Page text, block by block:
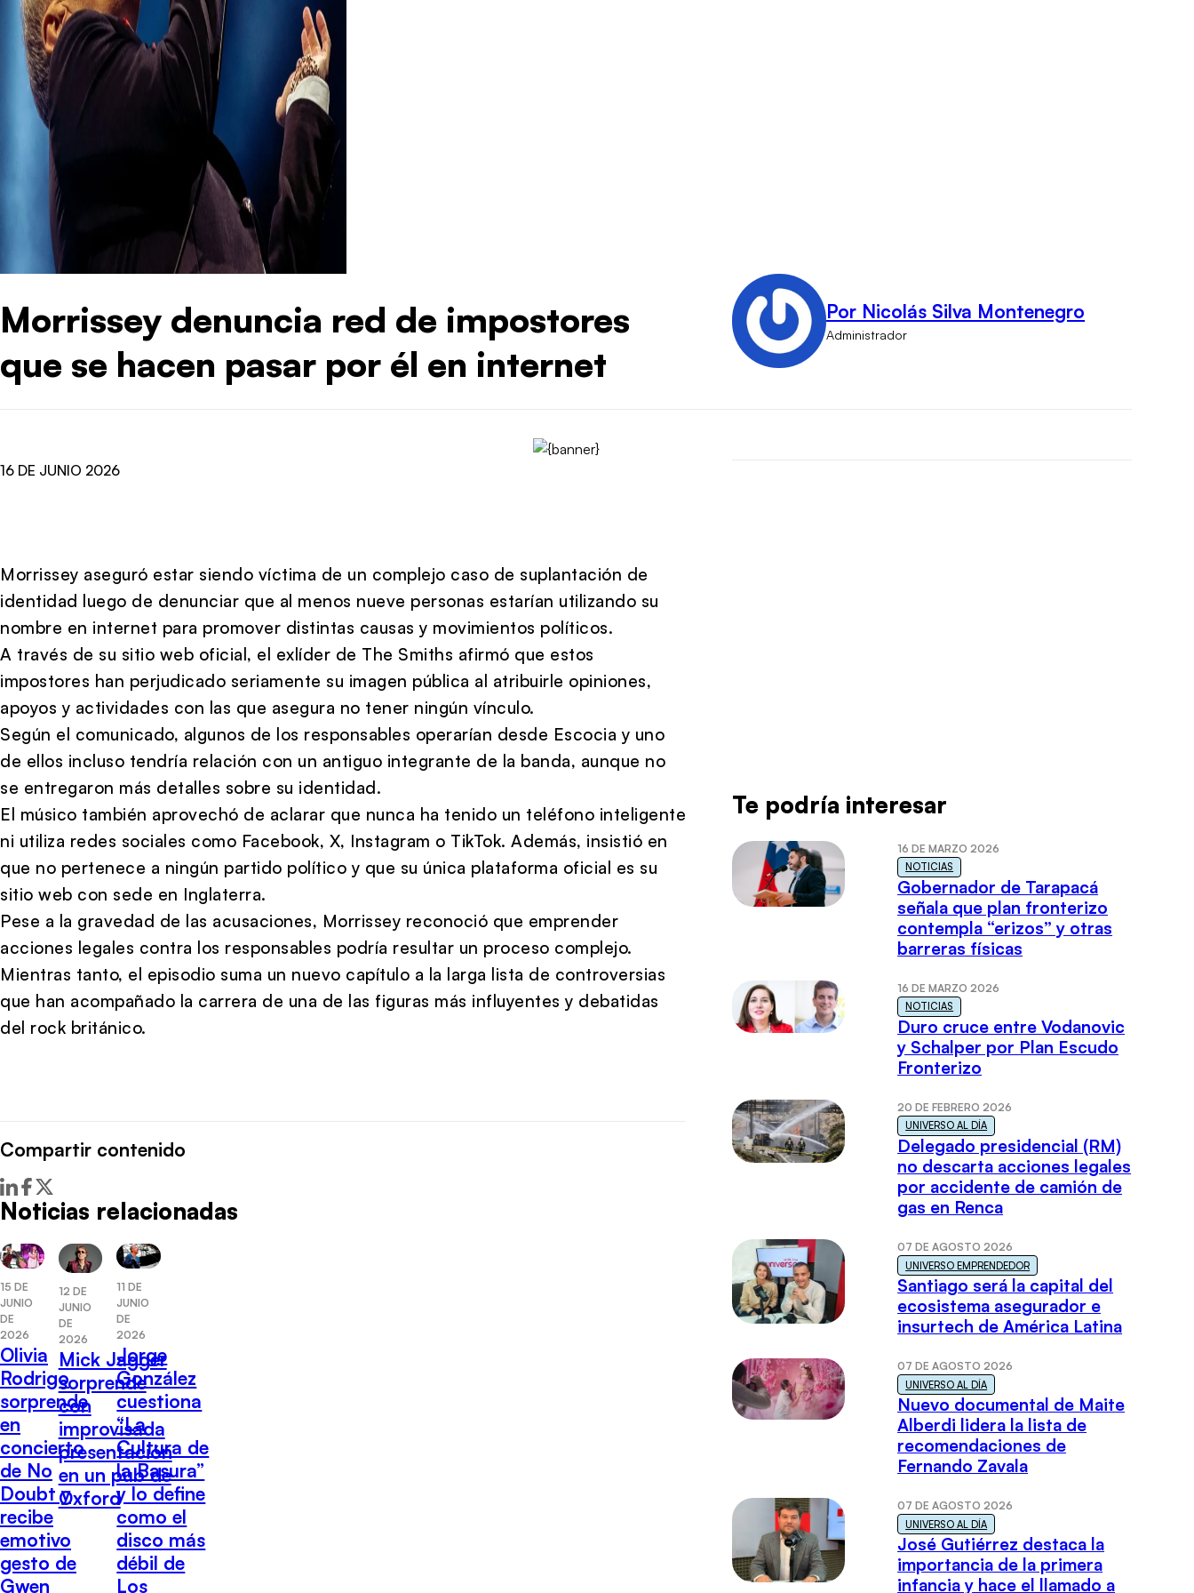
Morrissey denuncia red de impostores
que se hacen pasar por él en internet
Por Nicolás Silva Montenegro
Administrador
16 DE JUNIO 2026
Morrissey aseguró estar siendo víctima de un complejo caso de suplantación de
identidad luego de denunciar que al menos nueve personas estarían utilizando su
nombre en internet para promover distintas causas y movimientos políticos.
A través de su sitio web oficial, el exlíder de The Smiths afirmó que estos
impostores han perjudicado seriamente su imagen pública al atribuirle opiniones,
apoyos y actividades con las que asegura no tener ningún vínculo.
Según el comunicado, algunos de los responsables operarían desde Escocia y uno
de ellos incluso tendría relación con un antiguo integrante de la banda, aunque no
se entregaron más detalles sobre su identidad.
El músico también aprovechó de aclarar que nunca ha tenido un teléfono inteligente
ni utiliza redes sociales como Facebook, X, Instagram o TikTok. Además, insistió en
que no pertenece a ningún partido político y que su única plataforma oficial es su
sitio web con sede en Inglaterra.
Pese a la gravedad de las acusaciones, Morrissey reconoció que emprender
acciones legales contra los responsables podría resultar un proceso complejo.
Mientras tanto, el episodio suma un nuevo capítulo a la larga lista de controversias
que han acompañado la carrera de una de las figuras más influyentes y debatidas
del rock británico.
Compartir contenido
Noticias relacionadas
15 DE
JUNIO
DE
2026
Olivia
Rodrigo
sorprende
en
concierto
de No
Doubt y
recibe
emotivo
gesto de
Gwen
12 DE
JUNIO
DE
2026
Mick Jagger
sorprende
con
improvisada
presentación
en un pub de
Oxford
11 DE
JUNIO
DE
2026
Jorge
González
cuestiona
“La
Cultura de
la Basura”
y lo define
como el
disco más
débil de
Los
Te podría interesar
16 DE MARZO 2026
NOTICIAS
Gobernador de Tarapacá
señala que plan fronterizo
contempla “erizos” y otras
barreras físicas
16 DE MARZO 2026
NOTICIAS
Duro cruce entre Vodanovic
y Schalper por Plan Escudo
Fronterizo
20 DE FEBRERO 2026
UNIVERSO AL DÍA
Delegado presidencial (RM)
no descarta acciones legales
por accidente de camión de
gas en Renca
07 DE AGOSTO 2026
UNIVERSO EMPRENDEDOR
Santiago será la capital del
ecosistema asegurador e
insurtech de América Latina
07 DE AGOSTO 2026
UNIVERSO AL DÍA
Nuevo documental de Maite
Alberdi lidera la lista de
recomendaciones de
Fernando Zavala
07 DE AGOSTO 2026
UNIVERSO AL DÍA
José Gutiérrez destaca la
importancia de la primera
infancia y hace el llamado a